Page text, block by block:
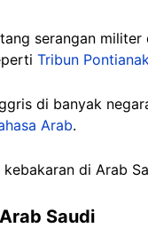
serangan
Tribun Pontianak
di banyak
Arab.
di Arab
Saudi